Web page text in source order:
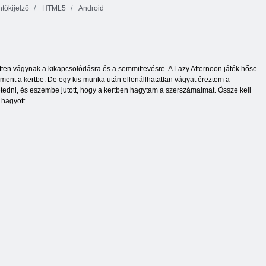
HTML5 Android
vágynak a kikapcsolódásra és a semmittevésre. A Lazy Afternoon játék hőse
a kertbe. De egy kis munka után ellenállhatatlan vágyat éreztem a
és eszembe jutott, hogy a kertben hagytam a szerszámaimat. Össze kell